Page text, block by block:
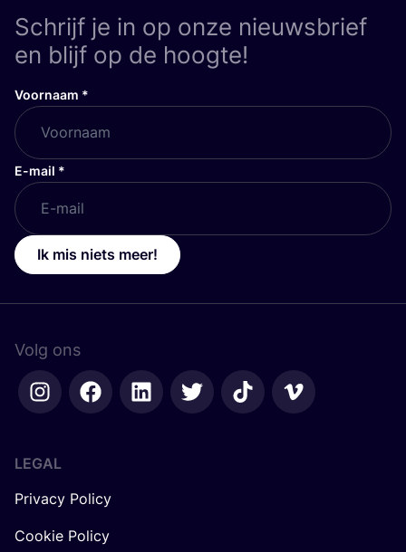
Schrijf je in op onze nieuwsbrief
en blijf op de hoogte!
Voornaam *
E-mail *
Ik mis niets meer!
Volg ons
LEGAL
Privacy Policy
Cookie Policy